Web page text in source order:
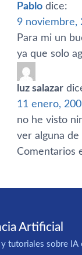
Pablo dice:
9 noviembre,
Para mi un
ya que solo
luz salazar
11 enero,
no he visto
ver alguna
Comentarios
Artificial
tutoriales sobre